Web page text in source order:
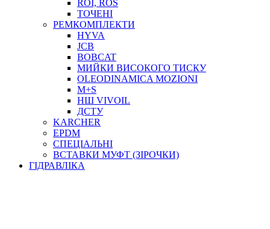
ФІЛЬТРИ ДЛЯ ПАЛЬНОГО
ПІДДОНИ ДЛЯ БОЧОК
МОДУЛЬНІ АЗС
МЕТРОЛОГІЧНЕ ОБЛАДНАННЯ
ЛІЧИЛЬНИКИ І ВИТРАТОМІРИ ДЛЯ ПАЛЬНОГО
КОТУШКИ ДЛЯ ШЛАНГІВ
ROI, ROS
ТОЧЕНІ
РЕМКОМПЛЕКТИ
HYVA
JCB
BOBCAT
МИЙКИ ВИСОКОГО ТИСКУ
OLEODINAMICA MOZIONI
M+S
НШ VIVOIL
ДСТУ
KARCHER
EPDM
СПЕЦІАЛЬНІ
ВСТАВКИ МУФТ (ЗІРОЧКИ)
ГІДРАВЛІКА